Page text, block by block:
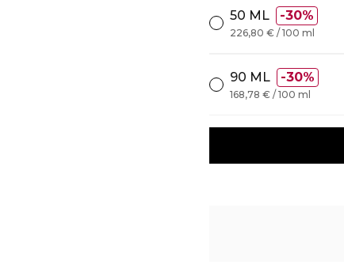
50 ML 30%
226,80 € / 100 ml
90 ML 30%
168,78 € / 100 ml